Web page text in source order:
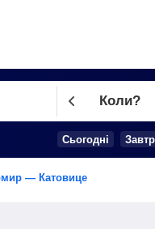
Коли?
Cьогодні
— Катовице